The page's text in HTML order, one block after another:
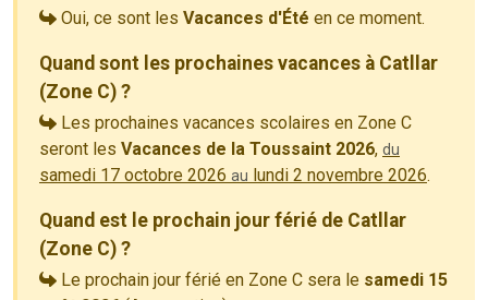
Oui, ce sont les Vacances d'Été en ce moment.
Quand sont les prochaines vacances à Catllar
(Zone C) ?
Les prochaines vacances scolaires en Zone C
seront les Vacances de la Toussaint 2026, du
samedi 17 octobre 2026 au lundi 2 novembre 2026.
Quand est le prochain jour férié de Catllar
(Zone C) ?
Le prochain jour férié en Zone C sera le samedi 15